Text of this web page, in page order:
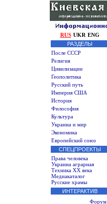
RUS UKR ENG
РАЗДЕЛЫ
После СССР
Религия
Цивилизации
Геополитика
Русский путь
Империя США
История
Философия
Культура
Украина и мир
Экономика
Европейский союз
СПЕЦПРОЕКТЫ
Права человека
Украина аграрная
Техника XX века
Медиакаталог
Русские храмы
ИНТЕРАКТИВ
Форум